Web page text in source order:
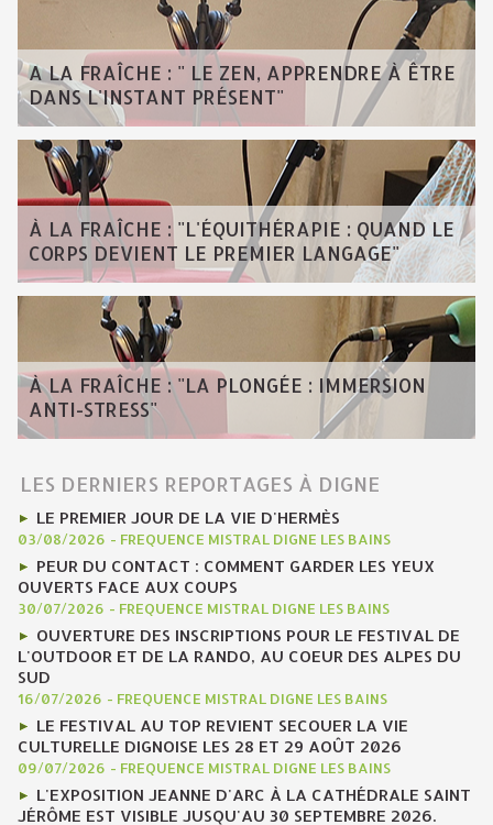
A LA FRAÎCHE : " LE ZEN, APPRENDRE À ÊTRE
DANS L'INSTANT PRÉSENT"
À LA FRAÎCHE : "L'ÉQUITHÉRAPIE : QUAND LE
CORPS DEVIENT LE PREMIER LANGAGE"
À LA FRAÎCHE : "LA PLONGÉE : IMMERSION
ANTI-STRESS"
LES DERNIERS REPORTAGES À DIGNE
LE PREMIER JOUR DE LA VIE D'HERMÈS
03/08/2026 - FREQUENCE MISTRAL DIGNE LES BAINS
PEUR DU CONTACT : COMMENT GARDER LES YEUX
OUVERTS FACE AUX COUPS
30/07/2026 - FREQUENCE MISTRAL DIGNE LES BAINS
OUVERTURE DES INSCRIPTIONS POUR LE FESTIVAL DE
L'OUTDOOR ET DE LA RANDO, AU COEUR DES ALPES DU
SUD
16/07/2026 - FREQUENCE MISTRAL DIGNE LES BAINS
LE FESTIVAL AU TOP REVIENT SECOUER LA VIE
CULTURELLE DIGNOISE LES 28 ET 29 AOÛT 2026
09/07/2026 - FREQUENCE MISTRAL DIGNE LES BAINS
L'EXPOSITION JEANNE D'ARC À LA CATHÉDRALE SAINT
JÉRÔME EST VISIBLE JUSQU'AU 30 SEPTEMBRE 2026.